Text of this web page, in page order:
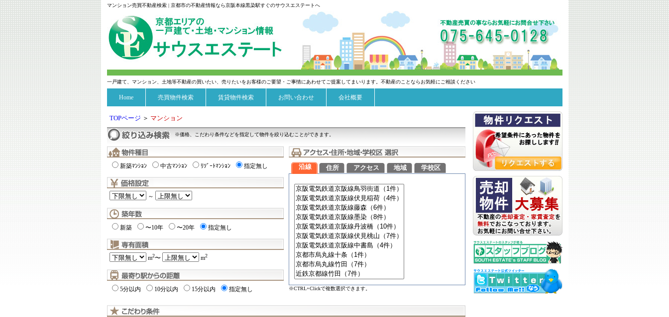
マンション売買不動産検索 | 京都市の不動産情報なら京阪本線黒染駅すぐのサウスエステートへ
一戸建て、マンション、土地等不動産の買いたい、売りたいをお客様のご要望・ご事情にあわせてご提案してまいります。不動産のことならお気軽にご相談ください
Home 売買物件検索 賃貸物件検索 お問い合わせ 会社概要
TOPページ ＞ マンション
※価格、こだわり条件などを指定して物件を絞り込むことができます。
新築ﾏﾝｼｮﾝ 中古ﾏﾝｼｮﾝ ﾘｿﾞｰﾄﾏﾝｼｮﾝ 指定無し
～
新築 〜10年 〜20年 指定無し
m2〜 m2
5分以内 10分以内 15分以内 指定無し
沿線 住所 アクセス 地域 学校区
※CTRL+Clickで複数選択できます。